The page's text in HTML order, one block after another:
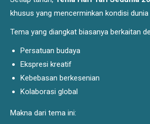
khusus yang mencerminkan kondisi dunia
Tema yang diangkat biasanya berkaitan
Persatuan budaya
Ekspresi kreatif
Kebebasan berkesenian
Kolaborasi global
Makna dari tema ini: